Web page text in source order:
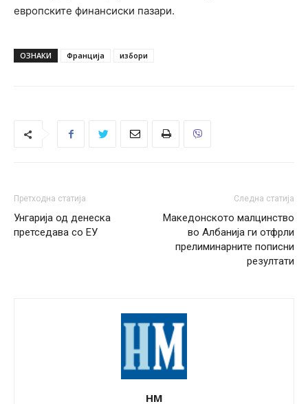
европските финансиски пазари.
ОЗНАКИ Франција избори
Претходна статија
Унгарија од денеска
претседава со ЕУ
Следна статија
Македонското малцинство
во Албанија ги отфрли
прелиминарните пописни
резултати
НМ